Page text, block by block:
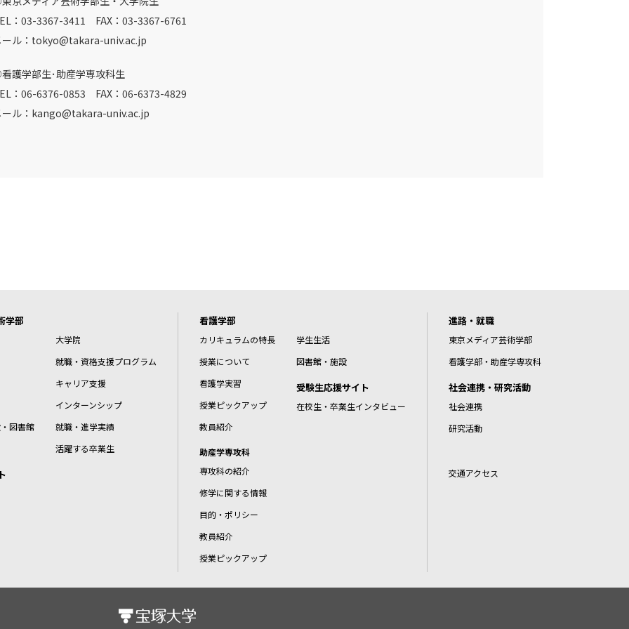
：03-3367-3411 FAX：03-3367-6761
ール：tokyo@takara-univ.ac.jp
護学部生･助産学専攻科生
：06-6376-0853 FAX：06-6373-4829
ール：kango@takara-univ.ac.jp
学部
図書館
大学院
就職・資格支援プログラム
キャリア支援
インターンシップ
就職・進学実績
活躍する卒業生
看護学部
カリキュラムの特長
授業について
看護学実習
授業ピックアップ
教員紹介
助産学専攻科
専攻科の紹介
修学に関する情報
目的・ポリシー
教員紹介
授業ピックアップ
学生生活
図書館・施設
受験生応援サイト
在校生・卒業生インタビュー
進路・就職
東京メディア芸術学部
看護学部・助産学専攻科
社会連携・研究活動
社会連携
研究活動
交通アクセス